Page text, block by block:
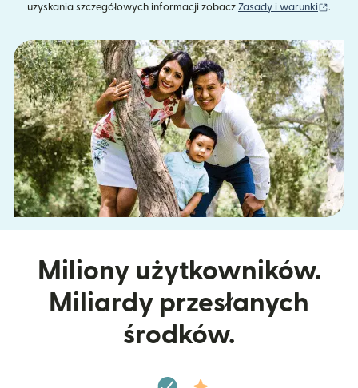
uzyskania szczegółowych informacji zobacz Zasady i warunki .
Miliony użytkowników.
Miliardy przesłanych
środków.